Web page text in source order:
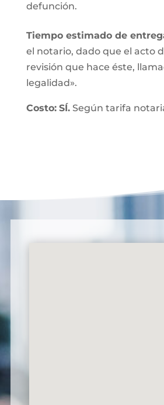
defunción.
Tiempo estimado de
el notario, dado que el acto
revisión que hace éste,
legalidad».
Costo: SÍ.Según tarifa